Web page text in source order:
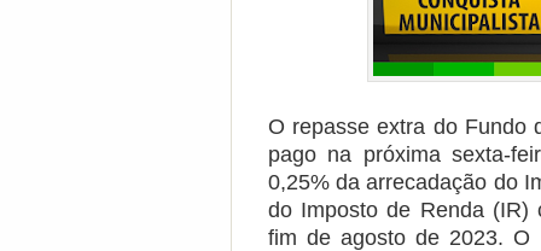
O repasse extra do Fundo
pago na próxima sexta-
0,25% da arrecadação do
do Imposto de Renda (IR)
fim de agosto de 2023. O